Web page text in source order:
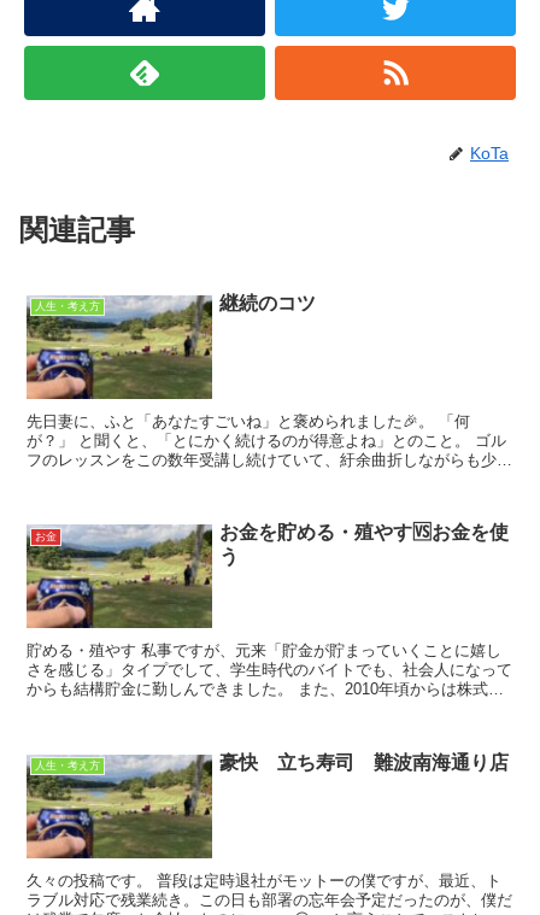
KoTa
関連記事
人生・考え方 継続のコツ
先日妻に、ふと「あなたすごいね」と褒められました🎉。 「何
が？」 と聞くと、「とにかく続けるのが得意よね」とのこと。 ゴル
フのレッスンをこの数年受講し続けていて、紆余曲折しながらも少し
お金
お金を貯める・殖やす🆚お金を使
う
貯める・殖やす 私事ですが、元来「貯金が貯まっていくことに嬉し
さを感じる」タイプでして、学生時代のバイトでも、社会人になって
からも結構貯金に勤しんできました。 また、2010年頃からは株式投
人生・考え方 豪快 立ち寿司 難波南海通り店
久々の投稿です。 普段は定時退社がモットーの僕ですが、最近、ト
ラブル対応で残業続き。この日も部署の忘年会予定だったのが、僕だ